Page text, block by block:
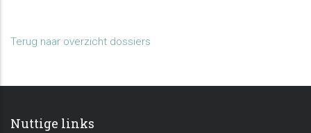
Terug naar overzicht dossiers
Nuttige links